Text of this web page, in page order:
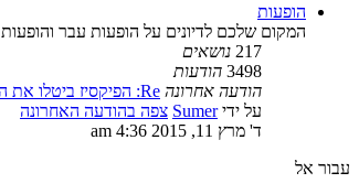
הופעות
המקום שלכם לדיונים על הופעות עבר
217 נושאים
3498 הודעות
הודעה אחרונה Re: הפיקסיז ביטלו את ההופעה ש…
על ידיSumer צפה בהודעה האחרונה
ד' מרץ 11, 2015 4:36 am
עבור אל